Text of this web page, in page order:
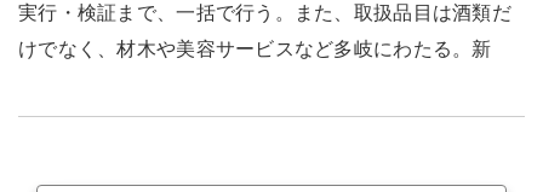
実行・検証まで、一括で行う。また、取扱品目は酒類だ
けでなく、材木や美容サービスなど多岐にわたる。新